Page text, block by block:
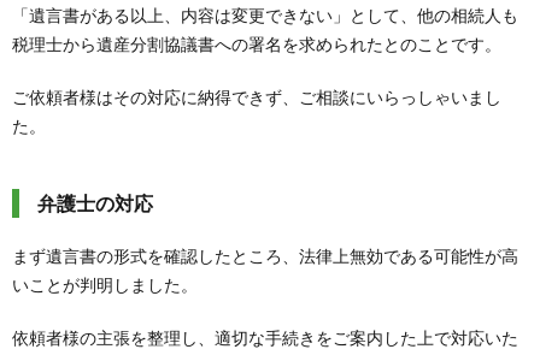
「遺言書がある以上、内容は変更できない」として、他の相続人も
税理士から遺産分割協議書への署名を求められたとのことです。
ご依頼者様はその対応に納得できず、ご相談にいらっしゃいまし
た。
弁護士の対応
まず遺言書の形式を確認したところ、法律上無効である可能性が高
いことが判明しました。
依頼者様の主張を整理し、適切な手続きをご案内した上で対応いた